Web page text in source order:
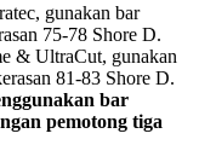
gunakan bar
75-78 Shore D.
& UltraCut, gunakan
81-83 Shore D.
bar
pemotong tiga